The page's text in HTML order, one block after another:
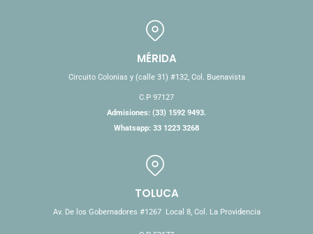
MÉRIDA
Circuito Colonias y (calle 31) #132, Col. Buenavista
C.P 97127
Admisiones: (33) 1592 9493.
Whatsapp: 33 1223 3268
TOLUCA
Av. De los Gobernadores #1267 Local 8, Col. La Providencia